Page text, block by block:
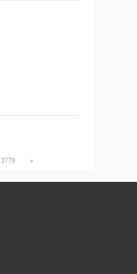
3779 »